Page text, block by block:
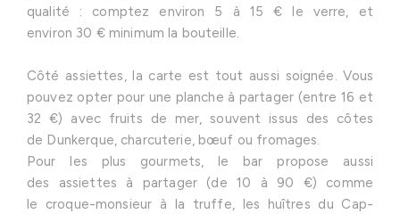
qualité : comptez environ 5 à 15 € le verre, et
environ 30 € minimum la bouteille.
Côté assiettes, la carte est tout aussi soignée. Vous
pouvez opter pour une planche à partager (entre 16 et
32 €) avec fruits de mer, souvent issus des côtes
de Dunkerque, charcuterie, bœuf ou fromages.
Pour les plus gourmets, le bar propose aussi
des assiettes à partager (de 10 à 90 €) comme
le croque-monsieur à la truffe, les huîtres du Cap-